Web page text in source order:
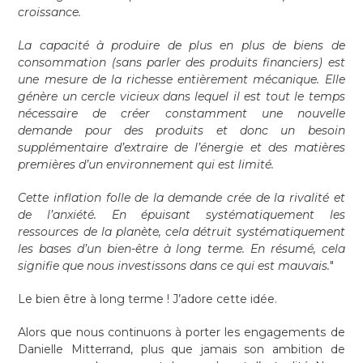
croissance.
La capacité à produire de plus en plus de biens de
consommation (sans parler des produits financiers) est
une mesure de la richesse entièrement mécanique. Elle
génère un cercle vicieux dans lequel il est tout le temps
nécessaire de créer constamment une nouvelle
demande pour des produits et donc un besoin
supplémentaire d’extraire de l’énergie et des matières
premières d’un environnement qui est limité.
Cette inflation folle de la demande crée de la rivalité et
de l’anxiété. En épuisant systématiquement les
ressources de la planète, cela détruit systématiquement
les bases d’un bien-être à long terme. En résumé, cela
signifie que nous investissons dans ce qui est mauvais."
Le bien être à long terme ! J’adore cette idée.
Alors que nous continuons à porter les engagements de
Danielle Mitterrand, plus que jamais son ambition de